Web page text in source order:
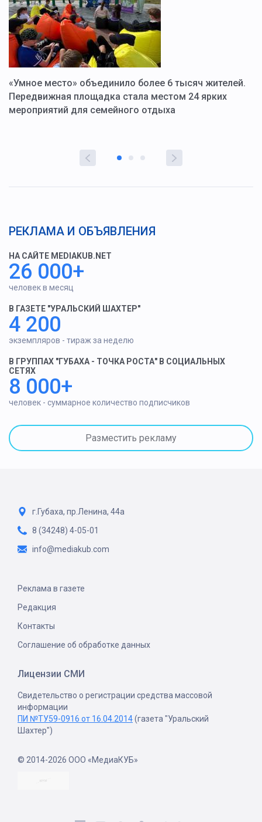
«Умное место» объединило более 6 тысяч жителей.
Передвижная площадка стала местом 24 ярких
мероприятий для семейного отдыха
РЕКЛАМА И ОБЪЯВЛЕНИЯ
НА САЙТЕ MEDIAKUB.NET
26 000+
человек в месяц
В ГАЗЕТЕ "УРАЛЬСКИЙ ШАХТЕР"
4 200
экземпляров - тираж за неделю
В ГРУППАХ "ГУБАХА - ТОЧКА РОСТА" В СОЦИАЛЬНЫХ
СЕТЯХ
8 000+
человек - суммарное количество подписчиков
Разместить рекламу
г.Губаха, пр.Ленина, 44а
8 (34248) 4-05-01
info@mediakub.com
Реклама в газете
Редакция
Контакты
Соглашение об обработке данных
Лицензии СМИ
Свидетельство о регистрации средства массовой
информации
ПИ №ТУ59-0916 от 16.04.2014(газета "Уральский
Шахтер")
© 2014-2026 ООО «МедиаКУБ»